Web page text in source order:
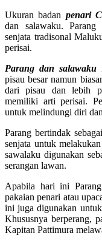
Ukuran badan penari
dan salawaku. Parang
senjata tradisonal
perisai.
Parang dan salawaku
pisau besar namun
dari pisau dan lebih
memiliki arti perisai.
untuk melindungi diri
Parang bertindak
senjata untuk
sawalaku digunakan
serangan lawan.
Apabila hari ini
pakaian penari atau
ini juga digunakan
Khususnya berperang,
Kapitan Pattimura